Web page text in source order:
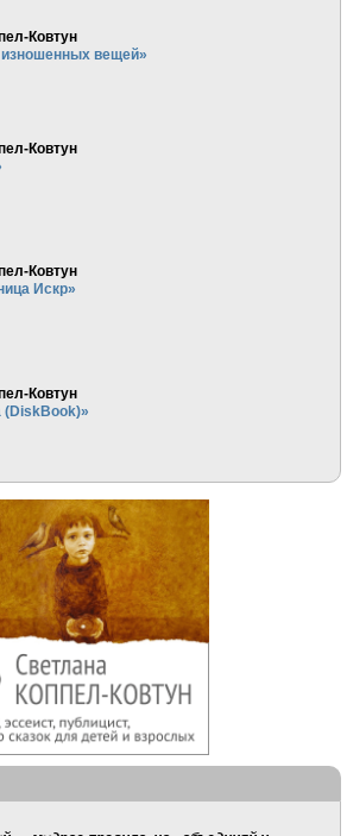
Ковтун
вещей»
Ковтун
Ковтун
Искр»
Ковтун